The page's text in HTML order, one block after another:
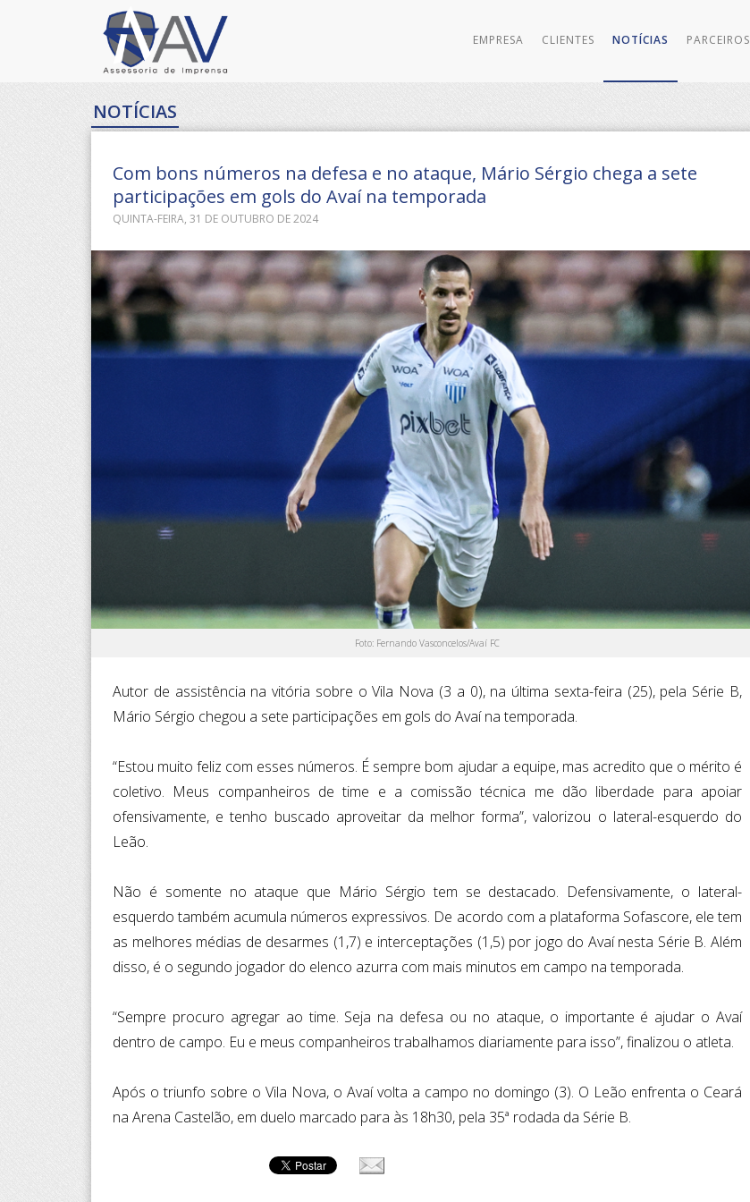
EMPRESA CLIENTES NOTÍCIAS PARCEIROS
NOTÍCIAS
Com bons números na defesa e no ataque, Mário Sérgio chega a sete
participações em gols do Avaí na temporada
QUINTA-FEIRA, 31 DE OUTUBRO DE 2024
Foto: Fernando Vasconcelos/Avaí FC
Autor de assistência na vitória sobre o Vila Nova (3 a 0), na última sexta-feira (25), pela Série B,
Mário Sérgio chegou a sete participações em gols do Avaí na temporada.
“Estou muito feliz com esses números. É sempre bom ajudar a equipe, mas acredito que o mérito é
coletivo. Meus companheiros de time e a comissão técnica me dão liberdade para apoiar
ofensivamente, e tenho buscado aproveitar da melhor forma”, valorizou o lateral-esquerdo do
Leão.
Não é somente no ataque que Mário Sérgio tem se destacado. Defensivamente, o lateral-
esquerdo também acumula números expressivos. De acordo com a plataforma Sofascore, ele tem
as melhores médias de desarmes (1,7) e interceptações (1,5) por jogo do Avaí nesta Série B. Além
disso, é o segundo jogador do elenco azurra com mais minutos em campo na temporada.
“Sempre procuro agregar ao time. Seja na defesa ou no ataque, o importante é ajudar o Avaí
dentro de campo. Eu e meus companheiros trabalhamos diariamente para isso”, finalizou o atleta.
Após o triunfo sobre o Vila Nova, o Avaí volta a campo no domingo (3). O Leão enfrenta o Ceará
na Arena Castelão, em duelo marcado para às 18h30, pela 35ª rodada da Série B.